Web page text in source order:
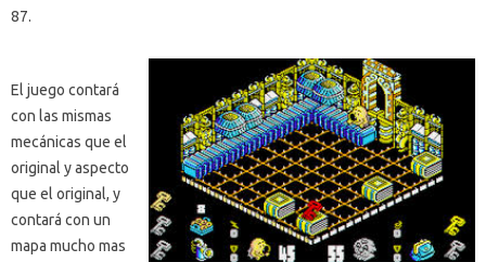
87.
El juego contará
con las mismas
mecánicas que el
original y aspecto
que el original, y
contará con un
mapa mucho mas